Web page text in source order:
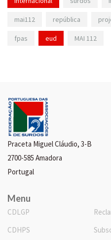
mai112 república
fpas eud MAI 112
Praceta Miguel Cláudio, 3-B
2700-585 Amadora
Portugal
Menu
CDLGP
CDHPS